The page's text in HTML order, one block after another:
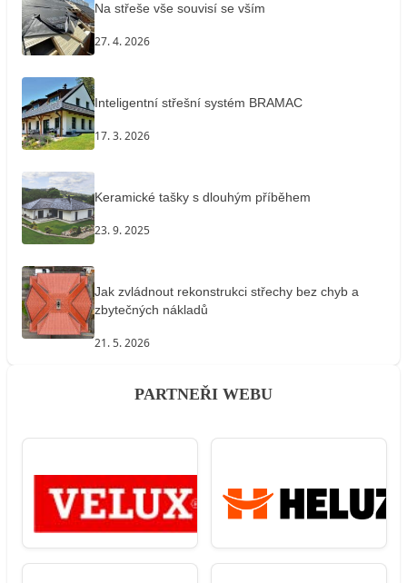
Na střeše vše souvisí se vším
27. 4. 2026
Inteligentní střešní systém BRAMAC
17. 3. 2026
Keramické tašky s dlouhým příběhem
23. 9. 2025
Jak zvládnout rekonstrukci střechy bez chyb a
zbytečných nákladů
21. 5. 2026
PARTNEŘI WEBU